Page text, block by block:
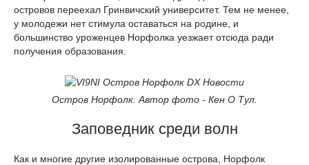
островов переехал Гринвичский университет. Тем не менее,
у молодежи нет стимула оставаться на родине, и
большинство уроженцев Норфолка уезжает отсюда ради
получения образования.
Остров Норфолк. Автор фото - Кен О Тул.
Заповедник среди волн
Как и многие другие изолированные острова, Норфолк